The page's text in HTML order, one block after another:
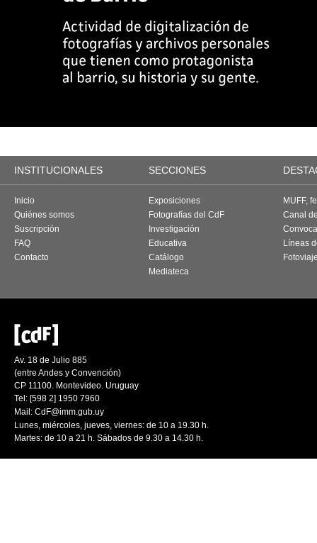
INSTITUCIONALES SECCIONES
Inicio
Quiénes somos
Suscripción
FAQ
Contacto
Exposiciones
Fotografías del CdF
Investigación
Educativa
Catálogo
Mediateca
MUFF,
Canal
Líneas
Av. 18 de Julio 885
(entre Andes y Convención)
CP 11100. Montevideo. Uruguay
Tel: [598 2] 1950 7960
Mail: CdF@imm.gub.uy
Lunes, miércoles, jueves, viernes: de 10 a 19.30 h.
Martes: de 10 a 21 h. Sábados de 9.30 a 14.30 h.